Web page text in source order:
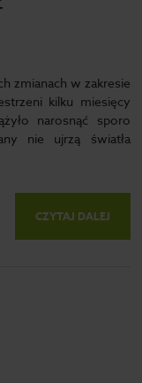
zmianach w zakresie
kilku miesięcy
narosnąć sporo
nie ujrzą światła
CZYTAJ DALEJ